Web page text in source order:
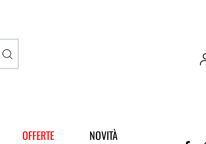
OFFERTE
NOVITÀ